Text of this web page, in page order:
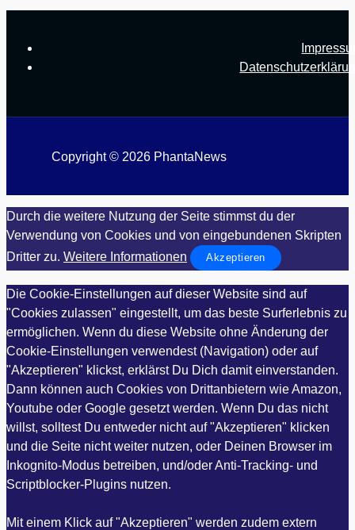
Copyright © 2026 PhantaNews
Durch die weitere Nutzung der Seite stimmst du der
Verwendung von Cookies und von eingebundenen Skripten
Dritter zu. Weitere Informationen Akzeptieren
Die Cookie-Einstellungen auf dieser Website sind auf
"Cookies zulassen" eingestellt, um das beste Surferlebnis zu
ermöglichen. Wenn du diese Website ohne Änderung der
Cookie-Einstellungen verwendest (Navigation) oder auf
"Akzeptieren" klickst, erklärst Du Dich damit einverstanden.
Dann können auch Cookies von Drittanbietern wie Amazon,
Youtube oder Google gesetzt werden. Wenn Du das nicht
willst, solltest Du entweder nicht auf "Akzeptieren" klicken
und die Seite nicht weiter nutzen, oder Deinen Browser im
Inkognito-Modus betreiben, und/oder Anti-Tracking- und
Scriptblocker-Plugins nutzen.
Mit einem Klick auf "Akzeptieren" werden zudem extern